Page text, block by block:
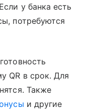
у банка есть
потребуются
QR в срок. Для
Также
и другие